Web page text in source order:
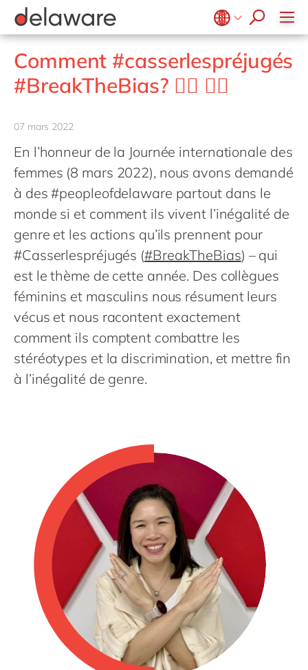
Belgium en
fr
Brazil
China
India
Luxembourg
Malaysia
Morocco
en
Philippines
Singapore
Switzerland
UK & Ireland
Agroalimentaire
Services d'intérêt public et social
Secteur de la santé
Life Science
Private equity
Services professionnels
Énergie renouvelable
Retail
Industrie textile
Transport
Énergie et Utilités publiques
Wholesale
Microsoft Business Central
Opentext
SalesForce
SAP
SAP S/4HANA
SuccessFactors
E-invoicing with Peppol
ERP
EUDR
Réalité étendue (XR)
RAD low-code
Transformation connectée des Opérations
PPWR compliance
Automatisation robotisée des processus
success stories
apply now
Comment #casserlespréjugés
#BreakTheBias? 🙅‍♀️ 🙅‍♂️
07 mars 2022
En l’honneur de la Journée internationale des
femmes (8 mars 2022), nous avons demandé
à des #peopleofdelaware partout dans le
monde si et comment ils vivent l’inégalité de
genre et les actions qu’ils prennent pour
#Casserlespréjugés (#BreakTheBias) – qui
est le thème de cette année. Des collègues
féminins et masculins nous résument leurs
vécus et nous racontent exactement
comment ils comptent combattre les
stéréotypes et la discrimination, et mettre fin
à l’inégalité de genre.